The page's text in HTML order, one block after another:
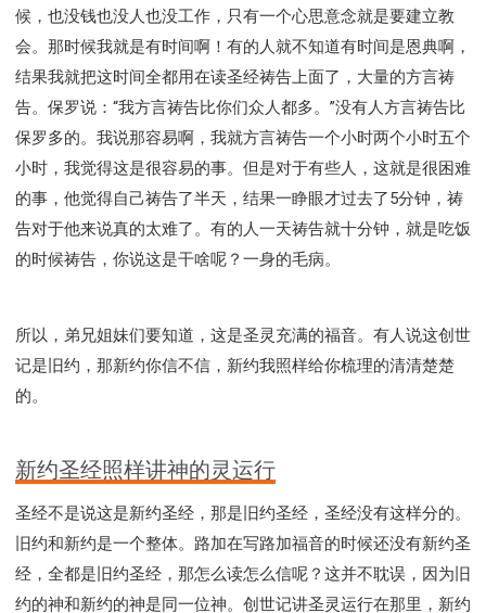
候，也没钱也没人也没工作，只有一个心思意念就是要建立教
会。那时候我就是有时间啊！有的人就不知道有时间是恩典啊，
结果我就把这时间全都用在读圣经祷告上面了，大量的方言祷
告。保罗说：“我方言祷告比你们众人都多。”没有人方言祷告比
保罗多的。我说那容易啊，我就方言祷告一个小时两个小时五个
小时，我觉得这是很容易的事。但是对于有些人，这就是很困难
的事，他觉得自己祷告了半天，结果一睁眼才过去了5分钟，祷
告对于他来说真的太难了。有的人一天祷告就十分钟，就是吃饭
的时候祷告，你说这是干啥呢？一身的毛病。
所以，弟兄姐妹们要知道，这是圣灵充满的福音。有人说这创世
记是旧约，那新约你信不信，新约我照样给你梳理的清清楚楚
的。
新约圣经照样讲神的灵运行
圣经不是说这是新约圣经，那是旧约圣经，圣经没有这样分的。
旧约和新约是一个整体。路加在写路加福音的时候还没有新约圣
经，全都是旧约圣经，那怎么读怎么信呢？这并不耽误，因为旧
约的神和新约的神是同一位神。创世记讲圣灵运行在那里，新约